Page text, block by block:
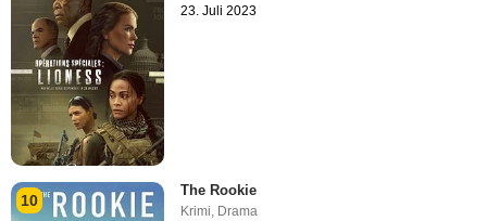
23. Juli 2023
10
The Rookie
Krimi, Drama